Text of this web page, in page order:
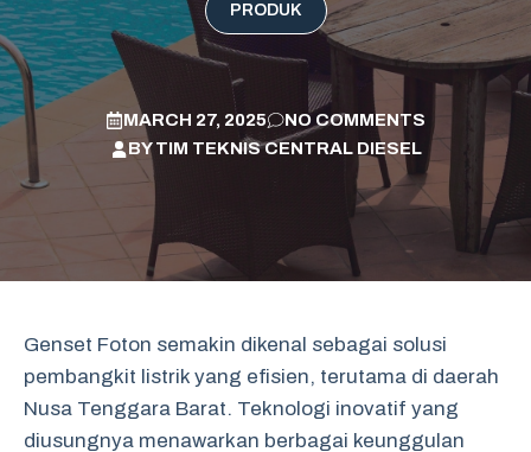
PRODUK
MARCH 27, 2025
NO COMMENTS
BYTIM TEKNIS CENTRAL DIESEL
Genset Foton semakin dikenal sebagai solusi
pembangkit listrik yang efisien, terutama di daerah
Nusa Tenggara Barat. Teknologi inovatif yang
diusungnya menawarkan berbagai keunggulan